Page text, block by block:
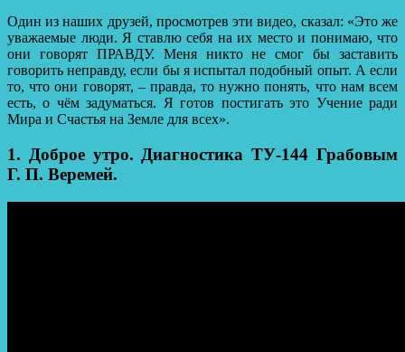
Один из наших друзей, просмотрев эти видео, сказал: «Это же
уважаемые люди. Я ставлю себя на их место и понимаю, что
они говорят ПРАВДУ. Меня никто не смог бы заставить
говорить неправду, если бы я испытал подобный опыт. А если
то, что они говорят, – правда, то нужно понять, что нам всем
есть, о чём задуматься. Я готов постигать это Учение ради
Мира и Счастья на Земле для всех».
1. Доброе утро. Диагностика ТУ-144 Грабовым
Г. П. Веремей.